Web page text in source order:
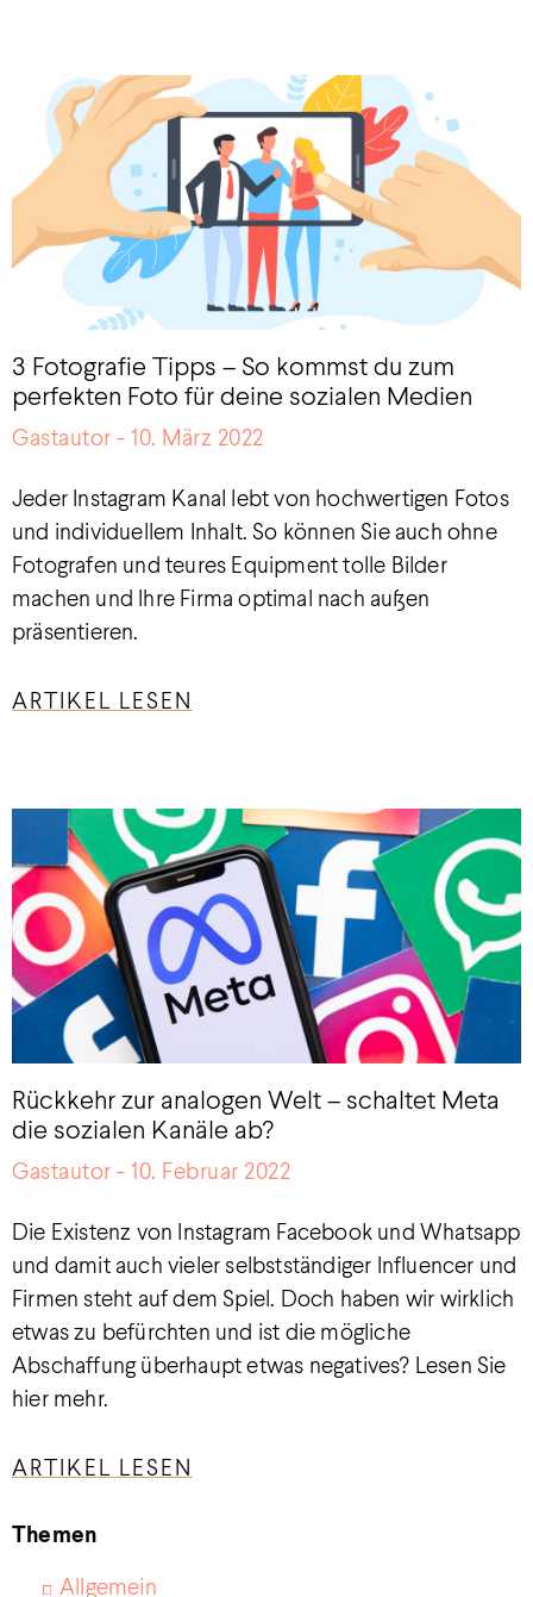
3 Fotografie Tipps – So kommst du zum
perfekten Foto für deine sozialen Medien
Gastautor 10. März 2022
Jeder Instagram Kanal lebt von hochwertigen Fotos
und individuellem Inhalt. So können Sie auch ohne
Fotografen und teures Equipment tolle Bilder
machen und Ihre Firma optimal nach außen
präsentieren.
ARTIKEL LESEN
Rückkehr zur analogen Welt – schaltet Meta
die sozialen Kanäle ab?
Gastautor 10. Februar 2022
Die Existenz von Instagram Facebook und Whatsapp
und damit auch vieler selbstständiger Influencer und
Firmen steht auf dem Spiel. Doch haben wir wirklich
etwas zu befürchten und ist die mögliche
Abschaffung überhaupt etwas negatives? Lesen Sie
hier mehr.
ARTIKEL LESEN
Themen
Allgemein